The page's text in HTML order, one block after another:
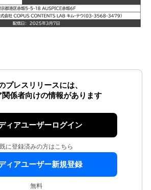
プレスリリースには、
関係者向けの情報があります
ィアユーザーログイン
既に登録済みの方はこちら
ィアユーザー新規登録
無料